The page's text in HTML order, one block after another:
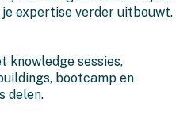
expertise verder uitbouwt.
knowledge sessies,
bootcamp en
delen.